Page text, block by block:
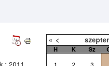
: 2011
« <
H K Sz
1 2 3